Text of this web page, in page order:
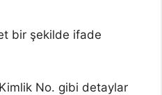
bir şekilde ifade
No. gibi detaylar